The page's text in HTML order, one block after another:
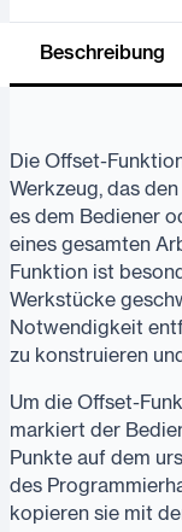
Beschreibung
Die Offset-
Werkzeug, das
es dem Bediener
eines gesamten
Funktion ist
Werkstücke
Notwendigkeit
zu konstruieren
Um die Offset-
markiert der
Punkte auf dem
des
kopieren sie mit